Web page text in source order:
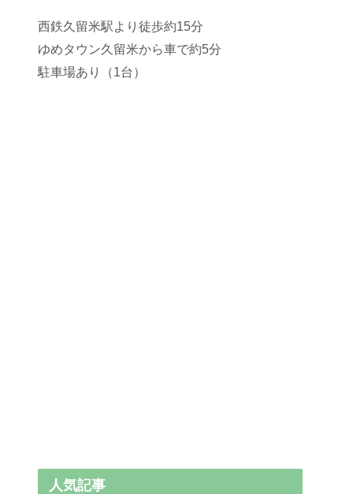
西鉄久留米駅より徒歩約15分
ゆめタウン久留米から車で約5分
駐車場あり（1台）
人気記事